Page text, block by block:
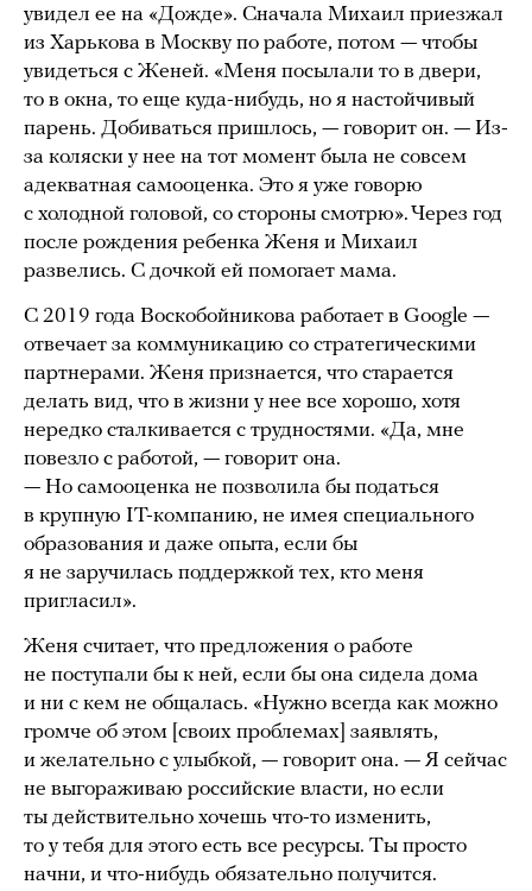
увидел ее на «Дожде». Сначала Михаил приезжал
из Харькова в Москву по работе, потом — чтобы
увидеться с Женей. «Меня посылали то в двери,
то в окна, то еще куда-нибудь, но я настойчивый
парень. Добиваться пришлось, — говорит он. — Из-
за коляски у нее на тот момент была не совсем
адекватная самооценка. Это я уже говорю
с холодной головой, со стороны смотрю». Через год
после рождения ребенка Женя и Михаил
развелись. С дочкой ей помогает мама.
С 2019 года Воскобойникова работает в Google —
отвечает за коммуникацию со стратегическими
партнерами. Женя признается, что старается
делать вид, что в жизни у нее все хорошо, хотя
нередко сталкивается с трудностями. «Да, мне
повезло с работой, — говорит она.
— Но самооценка не позволила бы податься
в крупную IT-компанию, не имея специального
образования и даже опыта, если бы
я не заручилась поддержкой тех, кто меня
пригласил».
Женя считает, что предложения о работе
не поступали бы к ней, если бы она сидела дома
и ни с кем не общалась. «Нужно всегда как можно
громче об этом [своих проблемах] заявлять,
и желательно с улыбкой, — говорит она. — Я сейчас
не выгораживаю российские власти, но если
ты действительно хочешь что-то изменить,
то у тебя для этого есть все ресурсы. Ты просто
начни, и что-нибудь обязательно получится.